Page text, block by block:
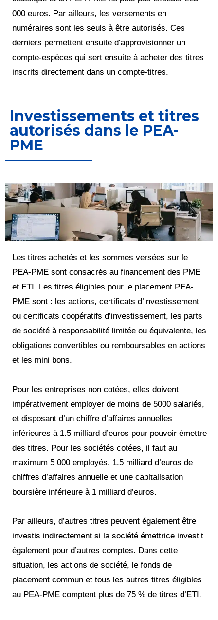
000 euros. Par ailleurs, les versements en
numéraires sont les seuls à être autorisés. Ces
derniers permettent ensuite d’approvisionner un
compte-espèces qui sert ensuite à acheter des titres
inscrits directement dans un compte-titres.
Investissements et titres
autorisés dans le PEA-
PME
Les titres achetés et les sommes versées sur le
PEA-PME sont consacrés au financement des PME
et ETI. Les titres éligibles pour le placement PEA-
PME sont : les actions, certificats d’investissement
ou certificats coopératifs d’investissement, les parts
de société à responsabilité limitée ou équivalente, les
obligations convertibles ou remboursables en actions
et les mini bons.
Pour les entreprises non cotées, elles doivent
impérativement employer de moins de 5000 salariés,
et disposant d’un chiffre d’affaires annuelles
inférieures à 1.5 milliard d’euros pour pouvoir émettre
des titres. Pour les sociétés cotées, il faut au
maximum 5 000 employés, 1.5 milliard d’euros de
chiffres d’affaires annuelle et une capitalisation
boursière inférieure à 1 milliard d’euros.
Par ailleurs, d’autres titres peuvent également être
investis indirectement si la société émettrice investit
également pour d’autres comptes. Dans cette
situation, les actions de société, le fonds de
placement commun et tous les autres titres éligibles
au PEA-PME comptent plus de 75 % de titres d’ETI.